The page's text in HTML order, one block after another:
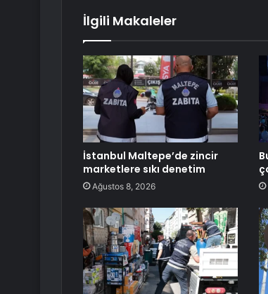
İlgili Makaleler
İstanbul Maltepe’de zincir
marketlere sıkı denetim
Ağustos 8, 2026